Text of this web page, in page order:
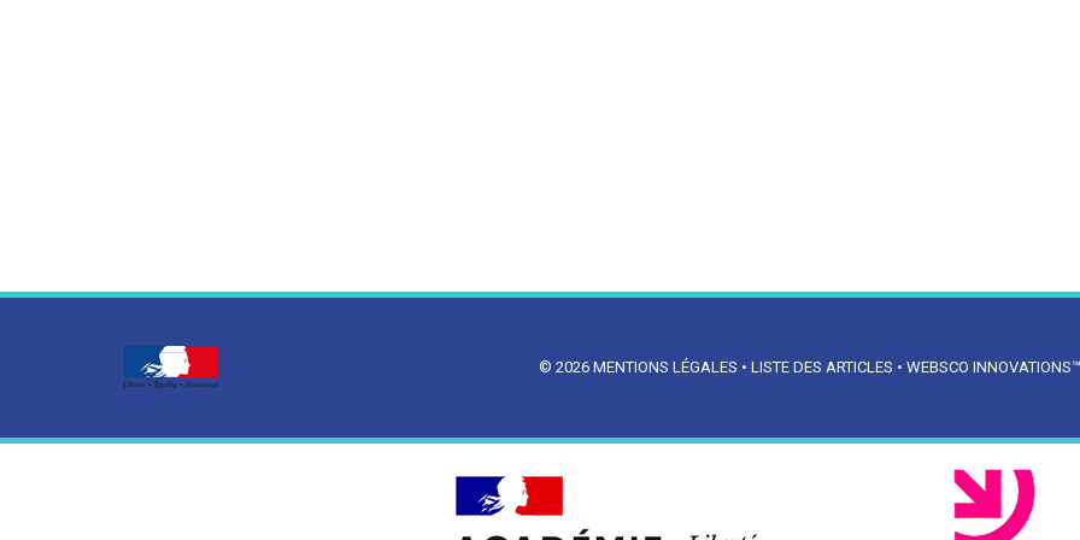
© 2026 MENTIONS LÉGALES • LISTE DES ARTICLES • WEBSCO INNOVATIONS™